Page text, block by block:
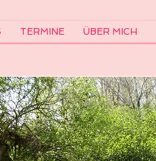
TERMINE ÜBER MICH